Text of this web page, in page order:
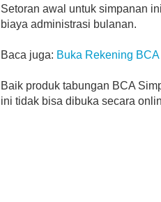
Setoran awal untuk simpanan
biaya administrasi bulanan.
Baca juga: Buka Rekening
Baik produk tabungan BCA
ini tidak bisa dibuka secara